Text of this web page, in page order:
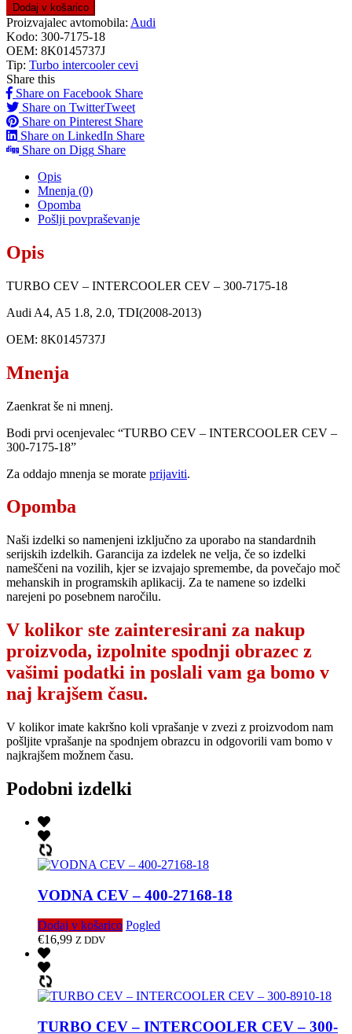
Dodaj v košarico
Proizvajalec avtomobila: Audi
Kodo: 300-7175-18
OEM: 8K0145737J
Tip: Turbo intercooler cevi
Share this
Share on Facebook Share
Share on TwitterTweet
Share on Pinterest Share
Share on LinkedIn Share
Share on Digg Share
Opis
Mnenja (0)
Opomba
Pošlji povpraševanje
Opis
TURBO CEV – INTERCOOLER CEV – 300-7175-18
Audi A4, A5 1.8, 2.0, TDI(2008-2013)
OEM: 8K0145737J
Mnenja
Zaenkrat še ni mnenj.
Bodi prvi ocenjevalec “TURBO CEV – INTERCOOLER CEV –
300-7175-18”
Za oddajo mnenja se morate prijaviti.
Opomba
Naši izdelki so namenjeni izključno za uporabo na standardnih
serijskih izdelkih. Garancija za izdelek ne velja, če so izdelki
nameščeni na vozilih, kjer se izvajajo spremembe, da povečajo moč
mehanskih in programskih aplikacij. Za te namene so izdelki
narejeni po posebnem naročilu.
V kolikor ste zainteresirani za nakup
proizvoda, izpolnite spodnji obrazec z
vašimi podatki in poslali vam ga bomo v
naj krajšem času.
V kolikor imate kakršno koli vprašanje v zvezi z proizvodom nam
pošljite vprašanje na spodnjem obrazcu in odgovorili vam bomo v
najkrajšem možnem času.
Podobni izdelki
VODNA CEV – 400-27168-18
Dodaj v košarico Pogled
€16,99 Z DDV
TURBO CEV – INTERCOOLER CEV – 300-